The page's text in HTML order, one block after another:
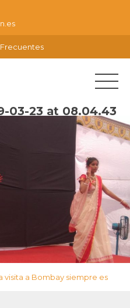
03-23 at 08.04.43
visita a Bombay siempre es